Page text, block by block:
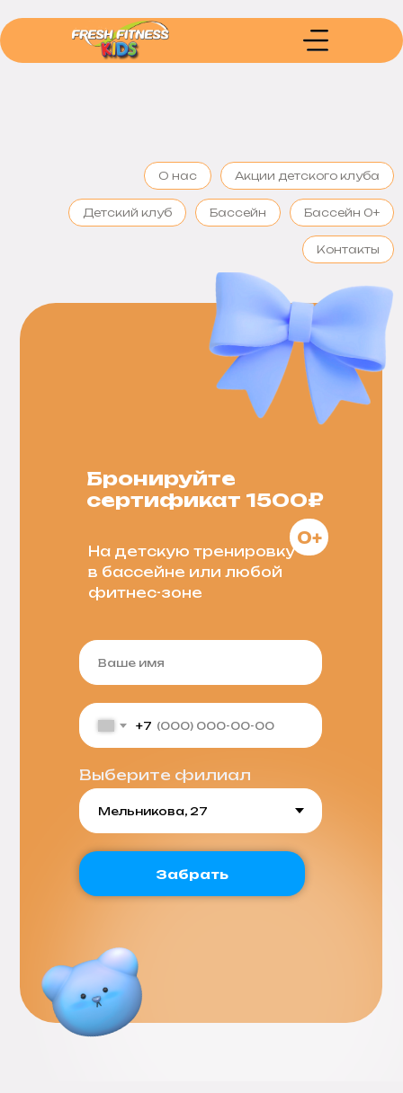
О нас Акции детского клуба
Детский клуб Бассейн Бассейн 0+
Контакты
Бронируйте
сертификат 1500₽
На детскую тренировку
в бассейне или любой
фитнес-зоне
+7
Выберите филиал
Забрать
0+